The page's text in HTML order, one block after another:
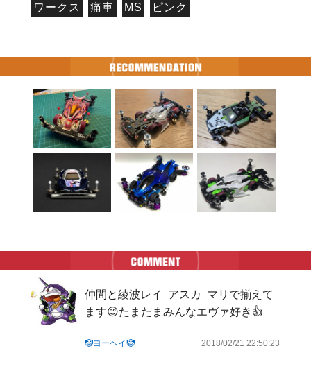
ワークス 痛車 MS ピンク
仲間と綾波レイ  アスカ  マリで揃えて
ます😊たまたまみんなエヴァ好き👍
🤡ヨーヘイ🤡 2018/02/21 22:50:23